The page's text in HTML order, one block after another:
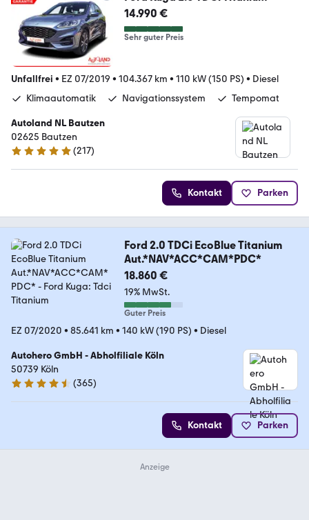
14.990 €
Sehr guter Preis
Unfallfrei • EZ 07/2019 • 104.367 km • 110 kW (150 PS) • Diesel
Klimaautomatik
Navigationssystem Tempomat
Autoland NL Bautzen
02625 Bautzen
4.8 Sterne
(217)
Kontakt Parken
Ford 2.0 TDCi EcoBlue Titanium
Aut.*NAV*ACC*CAM*PDC*
18.860 €
19% MwSt.
Guter Preis
EZ 07/2020 • 85.641 km • 140 kW (190 PS) • Diesel
Autohero GmbH - Abholfiliale Köln
50739 Köln
4.6 Sterne
(365)
Kontakt Parken